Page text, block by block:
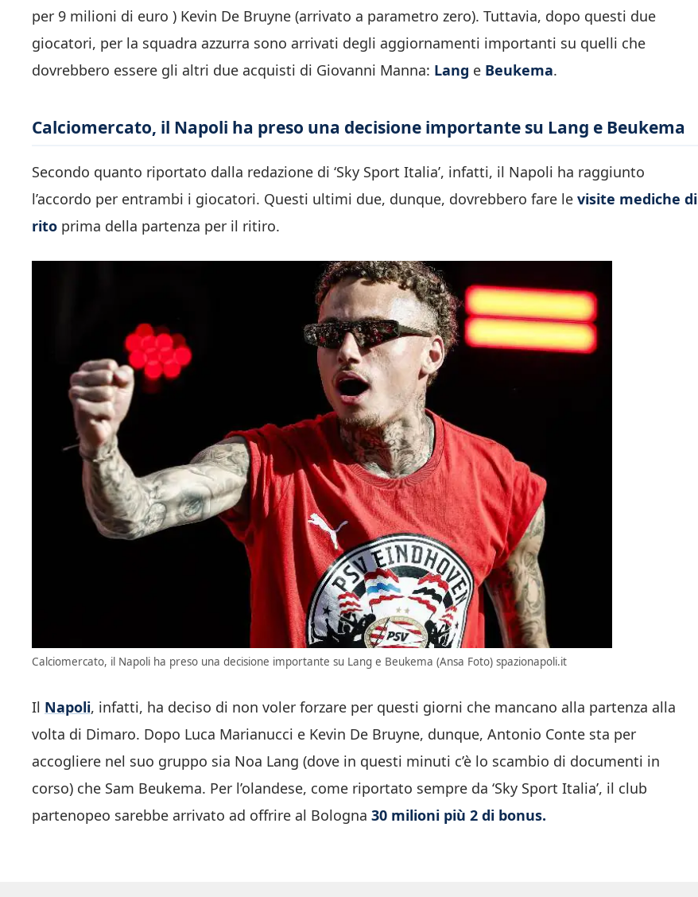
per 9 milioni di euro ) Kevin De Bruyne (arrivato a parametro zero). Tuttavia, dopo questi due
giocatori, per la squadra azzurra sono arrivati degli aggiornamenti importanti su quelli che
dovrebbero essere gli altri due acquisti di Giovanni Manna: Lang e Beukema.
Calciomercato, il Napoli ha preso una decisione importante su Lang e Beukema
Secondo quanto riportato dalla redazione di ‘Sky Sport Italia’, infatti, il Napoli ha raggiunto
l’accordo per entrambi i giocatori. Questi ultimi due, dunque, dovrebbero fare le visite mediche di
rito prima della partenza per il ritiro.
Calciomercato, il Napoli ha preso una decisione importante su Lang e Beukema (Ansa Foto) spazionapoli.it
Il Napoli, infatti, ha deciso di non voler forzare per questi giorni che mancano alla partenza alla
volta di Dimaro. Dopo Luca Marianucci e Kevin De Bruyne, dunque, Antonio Conte sta per
accogliere nel suo gruppo sia Noa Lang (dove in questi minuti c’è lo scambio di documenti in
corso) che Sam Beukema. Per l’olandese, come riportato sempre da ‘Sky Sport Italia’, il club
partenopeo sarebbe arrivato ad offrire al Bologna 30 milioni più 2 di bonus.